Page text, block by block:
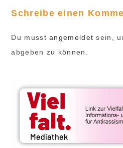
Schreibe einen
Du musstangemeldet sein,
abgeben zu können.